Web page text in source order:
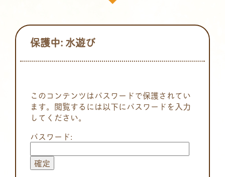
保護中: 水遊び
このコンテンツはパスワードで保護されてい
ます。閲覧するには以下にパスワードを入力
してください。
パスワード: